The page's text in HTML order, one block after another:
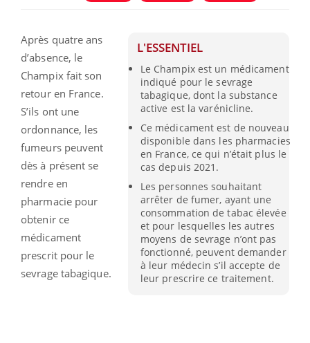
L'ESSENTIEL
Le Champix est un médicament
indiqué pour le sevrage
tabagique, dont la substance
active est la varénicline.
Ce médicament est de nouveau
disponible dans les pharmacies
en France, ce qui n’était plus le
cas depuis 2021.
Les personnes souhaitant
arrêter de fumer, ayant une
consommation de tabac élevée
et pour lesquelles les autres
moyens de sevrage n’ont pas
fonctionné, peuvent demander
à leur médecin s’il accepte de
leur prescrire ce traitement.
Après quatre ans
d’absence, le
Champix fait son
retour en France.
S’ils ont une
ordonnance, les
fumeurs peuvent
dès à présent se
rendre en
pharmacie pour
obtenir ce
médicament
prescrit pour le
sevrage tabagique.